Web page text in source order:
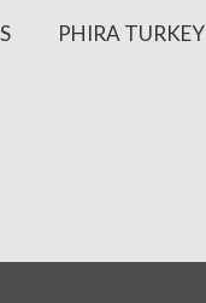
PHIRA TURKEY